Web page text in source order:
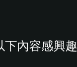
下內容感興趣